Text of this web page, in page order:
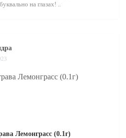
на глазах! ..
Лемонграсс (0.1г)